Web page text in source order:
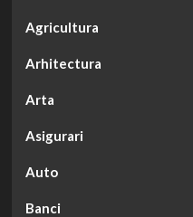
Agricultura
Arhitectura
Arta
Asigurari
Auto
Banci